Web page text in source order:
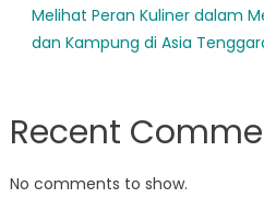
Melihat Peran Kuliner dalam
dan Kampung di Asia
Recent
No comments to show.